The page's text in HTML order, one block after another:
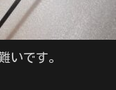
いです。